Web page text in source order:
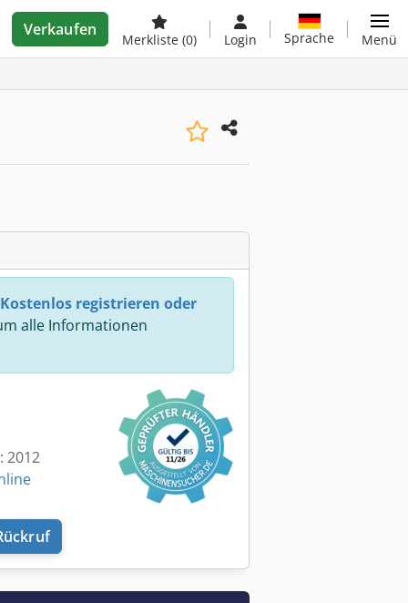
Verkaufen
Merkliste (0) Login Sprache Menü
Mehr Bilder anfragen
Kostenlos registrieren oder
alle Informationen
2012